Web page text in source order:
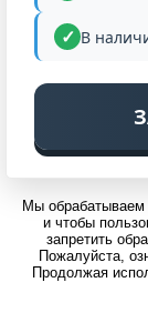
В
Мы
и чтобы
запретить
Пожалуйста,
Продолжая